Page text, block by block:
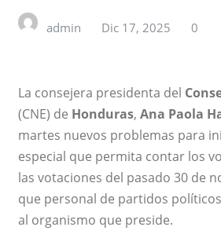
admin Dic 17, 2025 0
La consejera presidenta del
(CNE) de Honduras, Ana Paola
martes nuevos problemas para
especial que permita contar los
las votaciones del pasado 30 de
que personal de partidos
al organismo que preside.